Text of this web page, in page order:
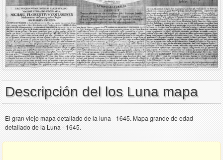
Descripción del los Luna mapa
El gran viejo mapa detallado de la luna - 1645. Mapa grande de edad
detallado de la Luna - 1645.